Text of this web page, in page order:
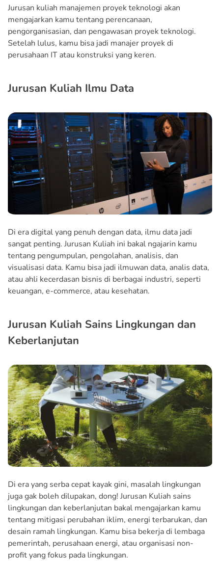
Jurusan kuliah manajemen proyek teknologi akan
mengajarkan kamu tentang perencanaan,
pengorganisasian, dan pengawasan proyek teknologi.
Setelah lulus, kamu bisa jadi manajer proyek di
perusahaan IT atau konstruksi yang keren.
Jurusan Kuliah Ilmu Data
Di era digital yang penuh dengan data, ilmu data jadi
sangat penting. Jurusan Kuliah ini bakal ngajarin kamu
tentang pengumpulan, pengolahan, analisis, dan
visualisasi data. Kamu bisa jadi ilmuwan data, analis data,
atau ahli kecerdasan bisnis di berbagai industri, seperti
keuangan, e-commerce, atau kesehatan.
Jurusan Kuliah Sains Lingkungan dan
Keberlanjutan
Di era yang serba cepat kayak gini, masalah lingkungan
juga gak boleh dilupakan, dong! Jurusan Kuliah sains
lingkungan dan keberlanjutan bakal mengajarkan kamu
tentang mitigasi perubahan iklim, energi terbarukan, dan
desain ramah lingkungan. Kamu bisa bekerja di lembaga
pemerintah, perusahaan energi, atau organisasi non-
profit yang fokus pada lingkungan.